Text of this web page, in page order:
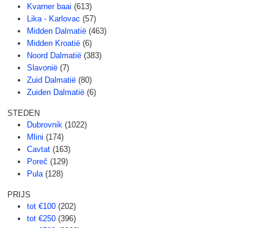
Kvarner baai (613)
Lika - Karlovac (57)
Midden Dalmatië (463)
Midden Kroatië (6)
Noord Dalmatië (383)
Slavonië (7)
Zuid Dalmatië (80)
Zuiden Dalmatië (6)
STEDEN
Dubrovnik (1022)
Mlini (174)
Cavtat (163)
Poreč (129)
Pula (128)
PRIJS
tot €100 (202)
tot €250 (396)